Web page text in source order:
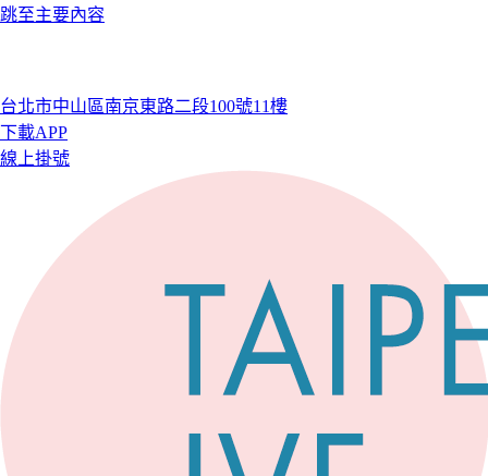
跳至主要內容
台北市中山區南京東路二段100號11樓
下載APP
線上掛號